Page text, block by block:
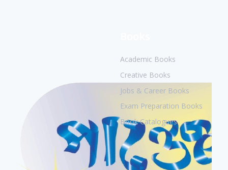
Academic Books
Creative Books
Jobs & Career Books
Exam Preparation Books
Book Catalogues